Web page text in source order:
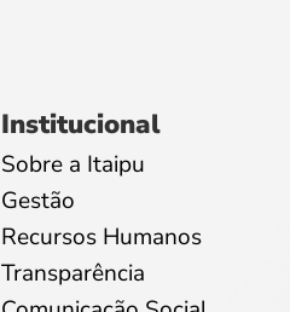
Institucional
Sobre a Itaipu
Gestão
Recursos Humanos
Transparência